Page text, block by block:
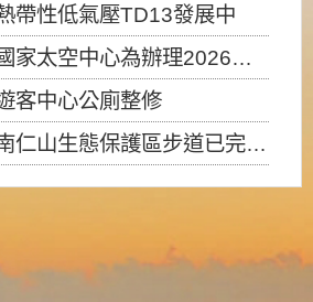
帶性低氣壓TD13發展中
太空中心為辦理2026台灣盃火箭競賽，陸、海、空域警戒及協調相關事宜，因颱風備案事宜
客中心公廁整修
山生態保護區步道已完成修復，自115年7月13日（星期一）起恢復開放入園，歡迎民眾依規定申請入園....